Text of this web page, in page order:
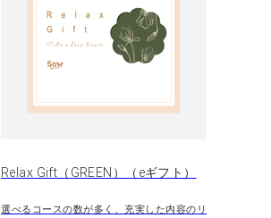
Relax Gift（GREEN）（eギフト）
選べるコースの数が多く、充実した内容のリ